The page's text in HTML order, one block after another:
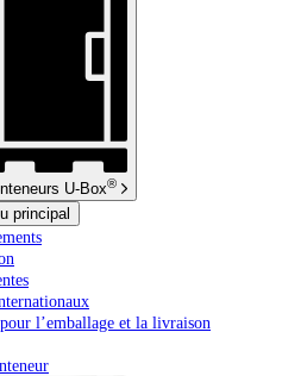
U-Box®
principal
l’emballage et la livraison